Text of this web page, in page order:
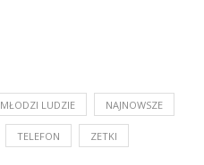
MŁODZI LUDZIE NAJNOWSZE
TELEFON ZETKI